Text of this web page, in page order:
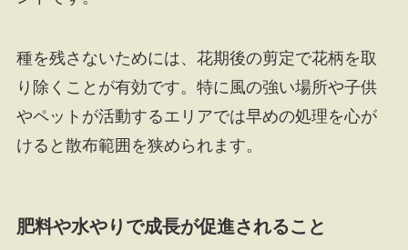
種を残さないためには、花期後の剪定で花柄を取
り除くことが有効です。特に風の強い場所や子供
やペットが活動するエリアでは早めの処理を心が
けると散布範囲を狭められます。
肥料や水やりで成長が促進されること